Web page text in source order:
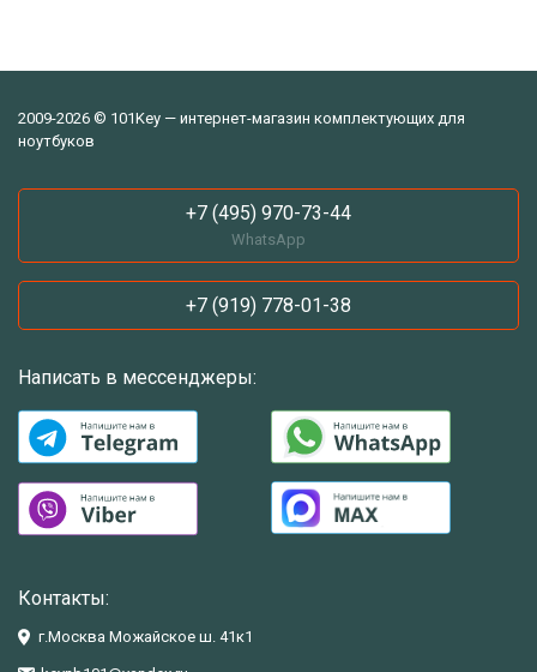
2009-2026 © 101Key — интернет-магазин комплектующих для
ноутбуков
+7 (495) 970-73-44
WhatsApp
+7 (919) 778-01-38
Написать в мессенджеры:
Контакты:
г.Москва Можайское ш. 41к1